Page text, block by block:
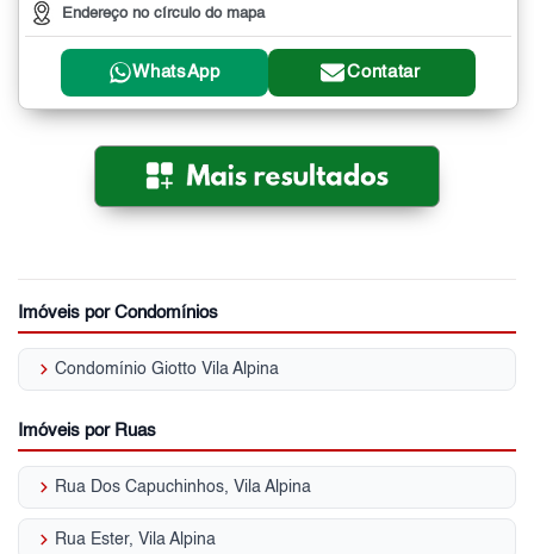
Endereço no círculo do mapa
WhatsApp Contatar
Imóveis por Condomínios
keyboard_arrow_right Condomínio Giotto Vila Alpina
Imóveis por Ruas
keyboard_arrow_right Rua Dos Capuchinhos, Vila Alpina
keyboard_arrow_right Rua Ester, Vila Alpina